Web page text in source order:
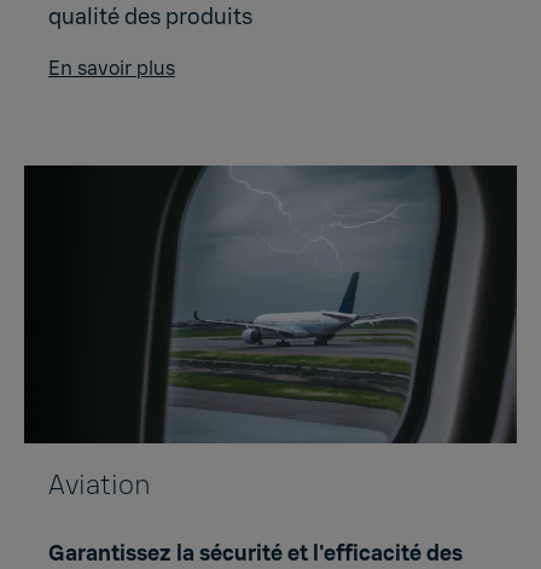
qualité des produits
En savoir plus
Aviation
Garantissez la sécurité et l'efficacité des